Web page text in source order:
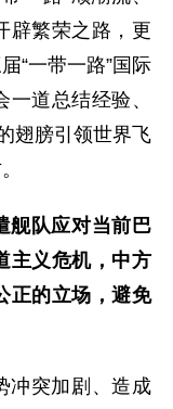
辟繁荣之路，更
“一带一路”国际
道总结经验、
翅膀引领世界飞
舰队应对当前巴
主义危机，中方
正的立场，避免
冲突加剧、造成